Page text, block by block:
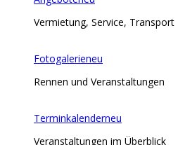
Vermietung, Service, Transport
Fotogalerieneu
Rennen und Veranstaltungen
Terminkalenderneu
Veranstaltungen im Überblick